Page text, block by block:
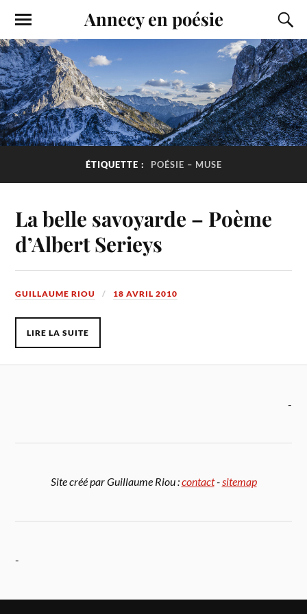
Annecy en poésie
ÉTIQUETTE : POÉSIE – MUSE
La belle savoyarde – Poème
d’Albert Serieys
GUILLAUME RIOU 18 AVRIL 2010
LIRE LA SUITE
-
Site créé par Guillaume Riou :contact-sitemap
-